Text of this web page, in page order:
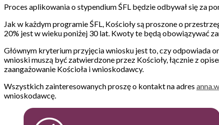
Proces aplikowania o stypendium ŚFL będzie odbywał się za
Jak w każdym programie ŚFL, Kościoły są proszone o
20% jest w wieku poniżej 30 lat. Kwoty te będą obowiązywać
Głównym kryterium przyjęcia wniosku jest to, czy odpowiada
wnioski muszą być zatwierdzone przez Kościoły, łącznie z
zaangażowanie Kościoła i wnioskodawcy.
Wszystkich zainteresowanych proszę o kontakt na adres
wnioskodawcę.